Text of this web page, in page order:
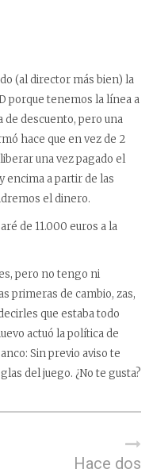
(al director más bien) la
porque tenemos la línea a
de descuento, pero una
hace que en vez de 2
una vez pagado el
encima a partir de las
el dinero.
de 11.000 euros a la
pero no tengo ni
primeras de cambio, zas,
que estaba todo
actuó la política de
Sin previo aviso te
del juego. ¿No te gusta?
Hace dos